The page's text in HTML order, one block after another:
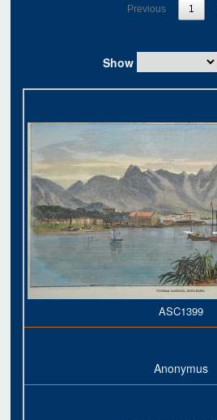
Show
Previous 1
ASC1399
Anonymus